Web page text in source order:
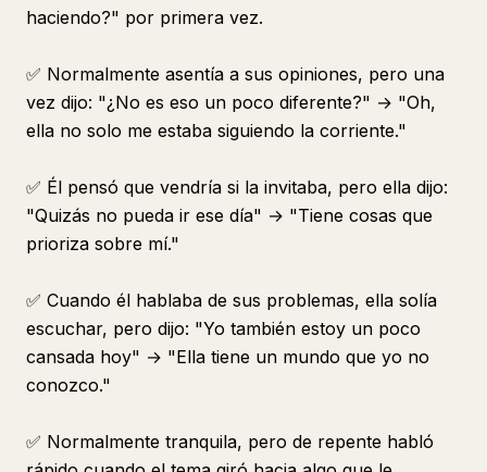
haciendo?" por primera vez.
✅ Normalmente asentía a sus opiniones, pero una
vez dijo: "¿No es eso un poco diferente?" → "Oh,
ella no solo me estaba siguiendo la corriente."
✅ Él pensó que vendría si la invitaba, pero ella dijo:
"Quizás no pueda ir ese día" → "Tiene cosas que
prioriza sobre mí."
✅ Cuando él hablaba de sus problemas, ella solía
escuchar, pero dijo: "Yo también estoy un poco
cansada hoy" → "Ella tiene un mundo que yo no
conozco."
✅ Normalmente tranquila, pero de repente habló